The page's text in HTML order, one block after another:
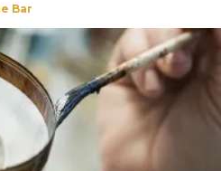
Bar